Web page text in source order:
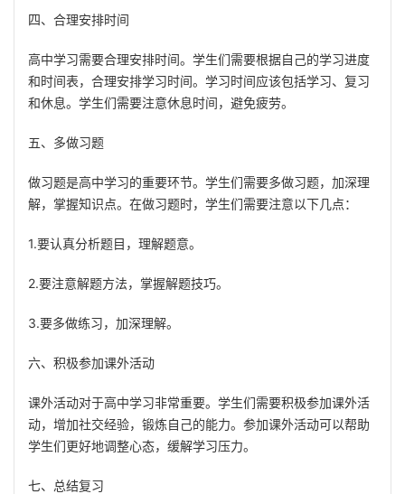
四、合理安排时间
高中学习需要合理安排时间。学生们需要根据自己的学习进度
和时间表，合理安排学习时间。学习时间应该包括学习、复习
和休息。学生们需要注意休息时间，避免疲劳。
五、多做习题
做习题是高中学习的重要环节。学生们需要多做习题，加深理
解，掌握知识点。在做习题时，学生们需要注意以下几点：
1.要认真分析题目，理解题意。
2.要注意解题方法，掌握解题技巧。
3.要多做练习，加深理解。
六、积极参加课外活动
课外活动对于高中学习非常重要。学生们需要积极参加课外活
动，增加社交经验，锻炼自己的能力。参加课外活动可以帮助
学生们更好地调整心态，缓解学习压力。
七、总结复习